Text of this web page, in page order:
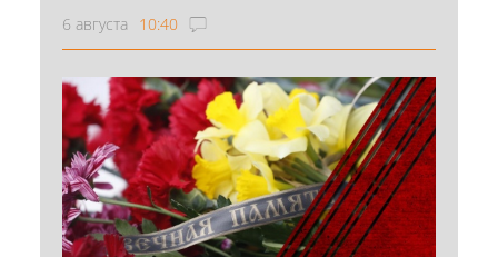
6 августа 10:40